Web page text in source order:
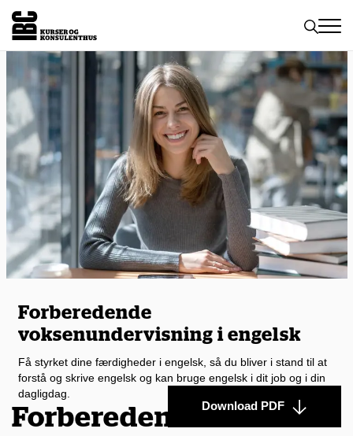
Toggle
Forberedende
voksenundervisning i engelsk
Få styrket dine færdigheder i engelsk, så du bliver i stand til at
forstå og skrive engelsk og kan bruge engelsk i dit job og i din
dagligdag.
ForberedendeDownload PDF